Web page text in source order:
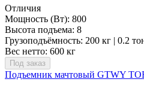
Отличия
Мощность (Вт): 800
Высота подъема: 8
Грузоподъёмность: 200 кг | 0.2
Вес нетто: 600 кг
Под заказ
Подъемник мачтовый GTWY